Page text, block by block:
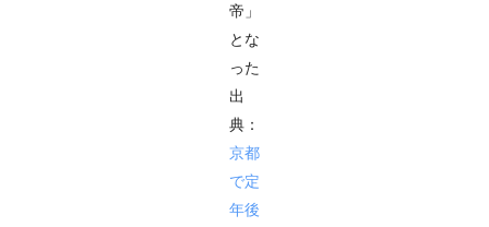
帝」
とな
った
出
典：
京都
で定
年後